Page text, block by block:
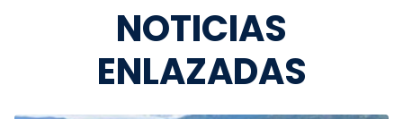
NOTICIAS
ENLAZADAS